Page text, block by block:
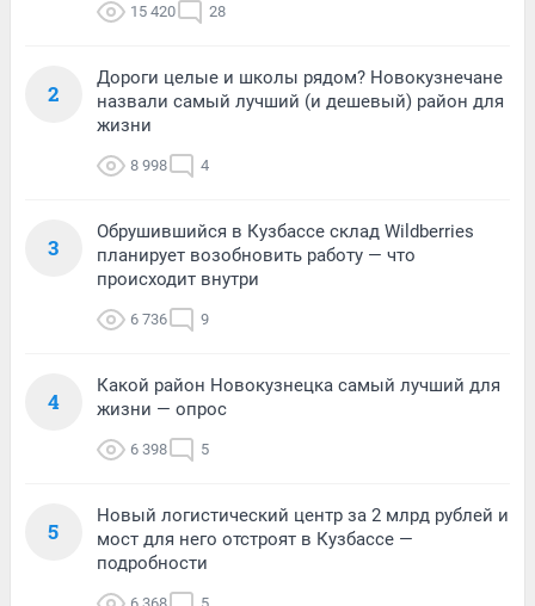
15 420 28
2
Дороги целые и школы рядом? Новокузнечане
назвали самый лучший (и дешевый) район для
жизни
8 998 4
3
Обрушившийся в Кузбассе склад Wildberries
планирует возобновить работу — что
происходит внутри
6 736 9
4
Какой район Новокузнецка самый лучший для
жизни — опрос
6 398 5
5
Новый логистический центр за 2 млрд рублей и
мост для него отстроят в Кузбассе —
подробности